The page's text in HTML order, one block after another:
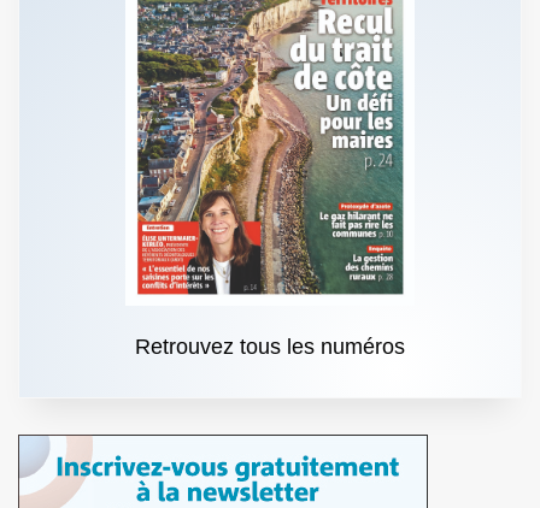
Retrouvez tous les numéros